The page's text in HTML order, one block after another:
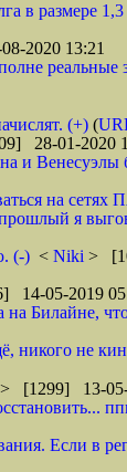
размере
2020 13:21
реальные
(+) (
28-01-2020
Венесуэлы
на
я
(-) < Niki >
14-05-2019
Билайне,
никого не
> [1299] 13-05-
Если в